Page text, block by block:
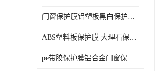
门窗保护膜铝塑板黑白保护膜外墙保温板保护膜
ABS塑料板保护膜 大理石保护膜 缠鱼竿保护膜
pe带胶保护膜铝合金门窗保护不锈钢板保护膜大理石建筑材料保护